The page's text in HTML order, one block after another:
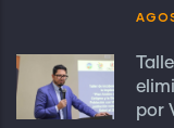
por